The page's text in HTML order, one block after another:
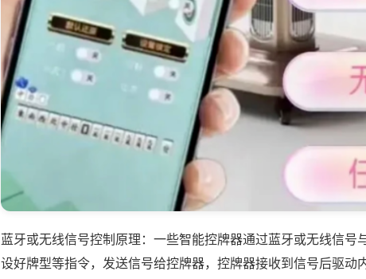
蓝牙或无线信号控制原理：一些智能控牌器通过蓝牙或无线信号
设好牌型等指令，发送信号给控牌器，控牌器接收到信号后驱动